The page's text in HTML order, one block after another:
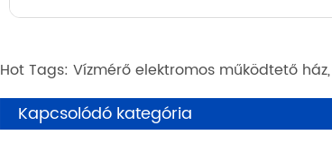
Hot Tags: Vízmérő elektromos működtető
Kapcsolódó kategória